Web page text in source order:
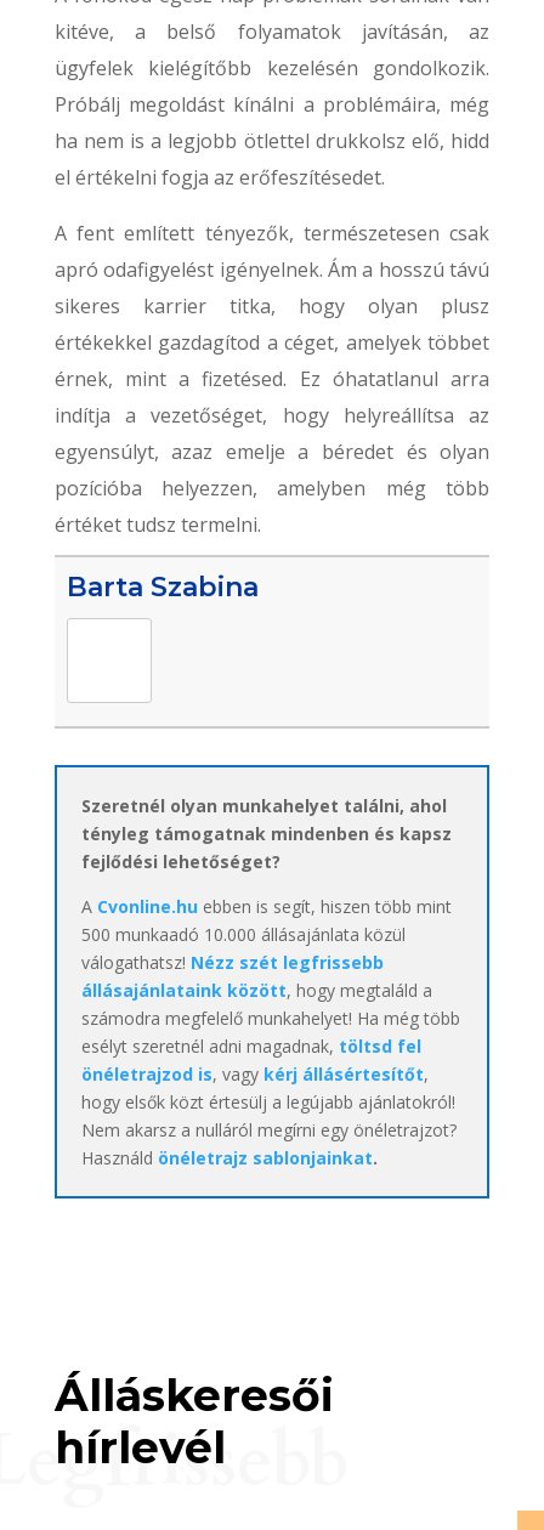
kitéve, a belső folyamatok javításán, az
ügyfelek kielégítőbb kezelésén gondolkozik.
Próbálj megoldást kínálni a problémáira, még
ha nem is a legjobb ötlettel drukkolsz elő, hidd
el értékelni fogja az erőfeszítésedet.
A fent említett tényezők, természetesen csak
apró odafigyelést igényelnek. Ám a hosszú távú
sikeres karrier titka, hogy olyan plusz
értékekkel gazdagítod a céget, amelyek többet
érnek, mint a fizetésed. Ez óhatatlanul arra
indítja a vezetőséget, hogy helyreállítsa az
egyensúlyt, azaz emelje a béredet és olyan
pozícióba helyezzen, amelyben még több
értéket tudsz termelni.
Barta Szabina
Szeretnél olyan munkahelyet találni, ahol
tényleg támogatnak mindenben és kapsz
fejlődési lehetőséget?
A Cvonline.huebben is segít, hiszen több mint
500 munkaadó 10.000 állásajánlata közül
válogathatsz! Nézz szét legfrissebb
állásajánlataink között, hogy megtaláld a
számodra megfelelő munkahelyet! Ha még több
esélyt szeretnél adni magadnak, töltsd fel
önéletrajzod is, vagy kérj állásértesítőt,
hogy elsők közt értesülj a legújabb ajánlatokról!
Nem akarsz a nulláról megírni egy önéletrajzot?
Használd önéletrajz sablonjainkat.
Álláskeresői
hírlevél